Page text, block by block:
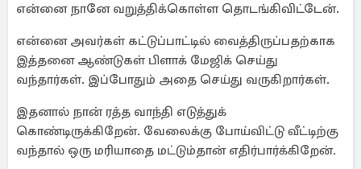
என்னை நானே வறுத்திக்கொள்ள தொடங்கிவிட்டேன்.
என்னை அவர்கள் கட்டுப்பாட்டில் வைத்திருப்பதற்காக
இத்தனை ஆண்டுகள் பிளாக் மேஜிக் செய்து
வந்தார்கள். இப்போதும் அதை செய்து வருகிறார்கள்.
இதனால் நான் ரத்த வாந்தி எடுத்துக்
கொண்டிருக்கிறேன். வேலைக்கு போய்விட்டு வீட்டிற்கு
வந்தால் ஒரு மரியாதை மட்டும்தான் எதிர்பார்க்கிறேன்.